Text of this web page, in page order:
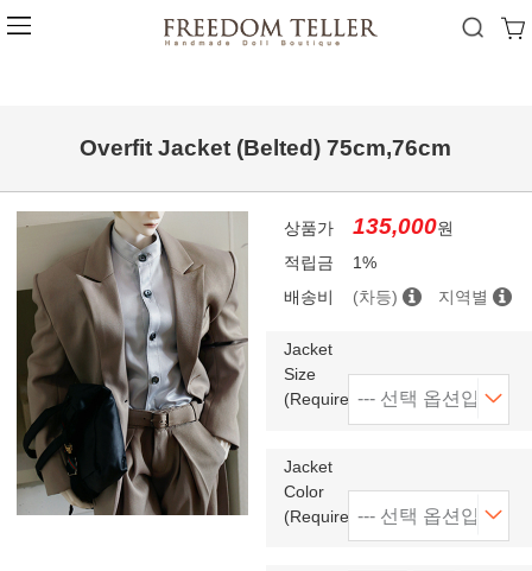
Overfit Jacket (Belted) 75cm,76cm
상품가 135,000원
적립금
1%
배송비
(차등) 지역별
Jacket
Size
(Required)
Jacket
Color
(Required)